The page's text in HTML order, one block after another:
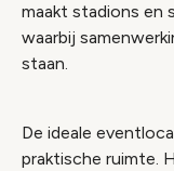
maakt stadions en
waarbij
staan.
De ideale
praktische ruimte.